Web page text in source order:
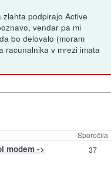
podpirajo Active
vendar pa mi
bo delovalo (moram
racunalnika v mrezi imata
Sporočila
modem -> 37